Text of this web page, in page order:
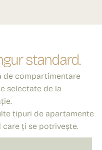
standard.
de compartimentare
selectate de la
tipuri de apartamente
care ți se potrivește.